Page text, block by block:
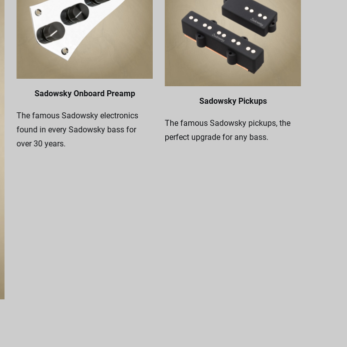
Sadowsky Onboard Preamp
The famous Sadowsky electronics
found in every Sadowsky bass for
over 30 years.
Sadowsky Pickups
The famous Sadowsky pickups, the
perfect upgrade for any bass.